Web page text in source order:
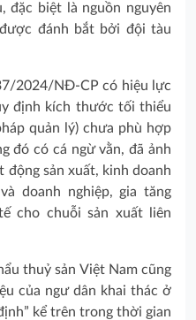
đặc biệt là nguồn nguyên
đánh bắt bởi đội tàu
2024/NĐ-CP có hiệu lực
định kích thước tối thiểu
quản lý) chưa phù hợp
đó có cá ngừ vằn, đã ảnh
sản xuất, kinh doanh
doanh nghiệp, gia tăng
cho chuỗi sản xuất liên
thuỷ sản Việt Nam cũng
của ngư dân khai thác ở
kể trên trong thời gian